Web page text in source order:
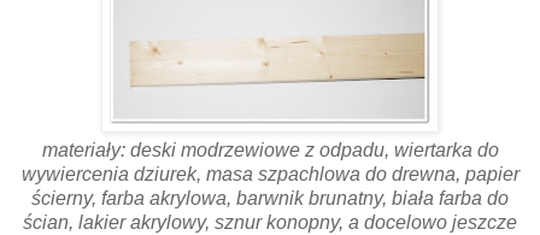
materiały: deski modrzewiowe z odpadu, wiertarka do
wywiercenia dziurek, masa szpachlowa do drewna, papier
ścierny, farba akrylowa, barwnik brunatny, biała farba do
ścian, lakier akrylowy, sznur konopny, a docelowo jeszcze